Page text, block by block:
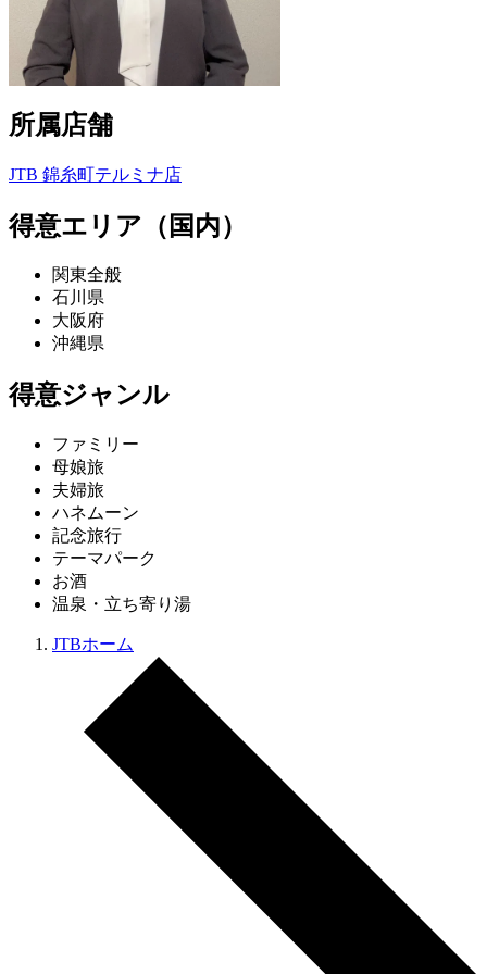
所属店舗
JTB 錦糸町テルミナ店
得意エリア（国内）
関東全般
石川県
大阪府
沖縄県
得意ジャンル
ファミリー
母娘旅
夫婦旅
ハネムーン
記念旅行
テーマパーク
お酒
温泉・立ち寄り湯
JTBホーム